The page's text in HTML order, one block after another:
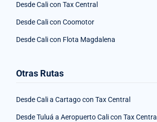
Desde Cali con Tax Central
Desde Cali con Coomotor
Desde Cali con Flota Magdalena
Otras Rutas
Desde Cali a Cartago con Tax Central
Desde Tuluá a Aeropuerto Cali con Tax Central